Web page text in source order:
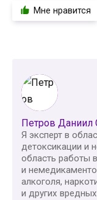
Мне нравится
Петров Даниил
Я эксперт в
детоксикации и
область работы
и
алкоголя,
и других